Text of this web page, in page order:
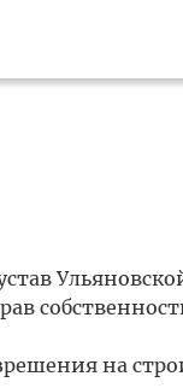
на